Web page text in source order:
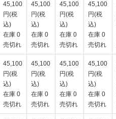
45,100
円(税
込)
在庫 0
売切れ
45,100
円(税
込)
在庫 0
売切れ
45,100
円(税
込)
在庫 0
売切れ
45,100
円(税
込)
在庫 0
売切れ
45,100
円(税
込)
在庫 0
売切れ
45,100
円(税
込)
在庫 0
売切れ
45,100
円(税
込)
在庫 0
売切れ
45,100
円(税
込)
在庫 0
売切れ